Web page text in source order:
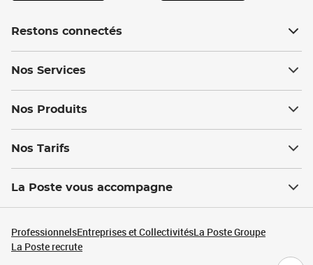
Restons connectés
Nos Services
Nos Produits
Nos Tarifs
La Poste vous accompagne
ProfessionnelsEntreprises et CollectivitésLa Poste Groupe
La Poste recrute